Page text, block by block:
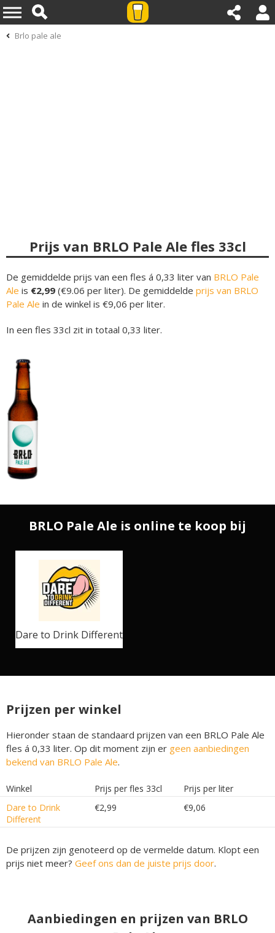
Brlo pale ale
Prijs van BRLO Pale Ale fles 33cl
De gemiddelde prijs van een fles á 0,33 liter van BRLO Pale
Ale is €2,99 (€9.06 per liter). De gemiddelde prijs van BRLO
Pale Ale in de winkel is €9,06 per liter.
In een fles 33cl zit in totaal 0,33 liter.
BRLO Pale Ale is online te koop bij
Dare to Drink Different
Prijzen per winkel
Hieronder staan de standaard prijzen van een BRLO Pale Ale
fles á 0,33 liter. Op dit moment zijn er geen aanbiedingen
bekend van BRLO Pale Ale.
Winkel Prijs per fles 33cl
Prijs per liter
Dare to Drink
Different
€2,99 €9,06
De prijzen zijn genoteerd op de vermelde datum. Klopt een
prijs niet meer? Geef ons dan de juiste prijs door.
Aanbiedingen en prijzen van BRLO